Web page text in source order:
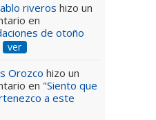
riveros hizo un
en
de otoño
ver
Orozco hizo un
en "Siento que
a este